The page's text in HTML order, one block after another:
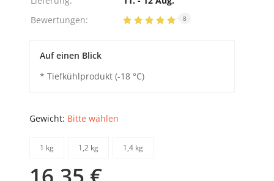
Bewertungen:
8
Auf einen Blick
* Tiefkühlprodukt (-18 °C)
Gewicht: Bitte wählen
1 kg 1,2 kg 1,4 kg